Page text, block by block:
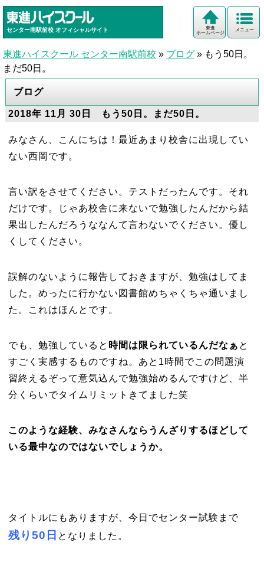
センター南駅前校 オフィシャルサイト メニュー
東進
ホームページ
東進ハイスクール センター南駅前校 » ブログ » もう50日。
まだ50日。
ブログ
2018年 11月 30日 もう50日。まだ50日。
みなさん、こんにちは！最近あまり校舎に出現してい
ない西岡です。
言い訳をさせてください。テストだったんです。それ
だけです。じゃあ校舎に来ないで勉強したんだから結
果出したんだろうななんて言わないでください。優し
くしてください。
誤解のないように報告しておきますが、勉強はしてま
した。めったに行かない図書館めちゃくちゃ通いまし
た。これはほんとです。
でも、勉強していると 時間は限られているんだなぁ と
すごく実感するものですね。あと1時間でこの問題演
習終えるぞって意気込んで勉強始めるんですけど、半
分くらいでタイムリミットきてました笑
このような経験、みなさんならうんざりするほどして
いる最中なのではないでしょうか。
タイトルにもありますが、今日でセンター試験まで
残り50日 となりました。